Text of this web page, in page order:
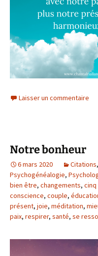
Laisser un commentaire
Notre bonheur
6 mars 2020 Citations,
Psychogénéalogie,
bien être, changements, cinq
conscience, couple,
présent, joie, méditation,
paix, respirer, santé, se